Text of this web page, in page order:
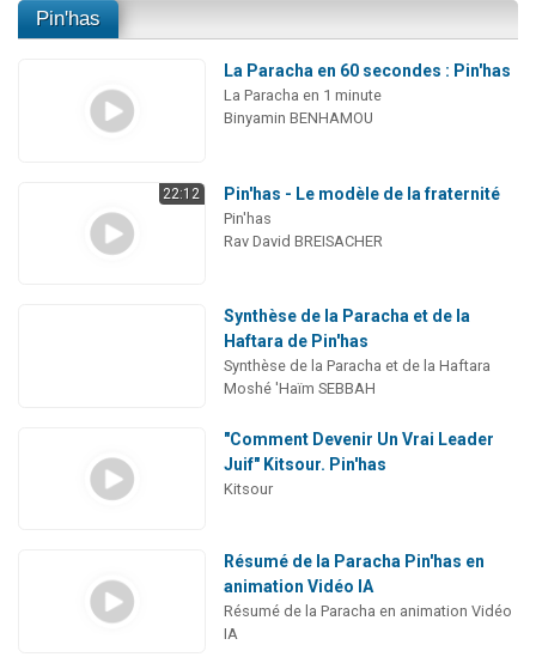
Pin'has
La Paracha en 60 secondes : Pin'has
La Paracha en 1 minute
Binyamin BENHAMOU
22:12 Pin'has - Le modèle de la fraternité
Pin'has
Rav David BREISACHER
Synthèse de la Paracha et de la
Haftara de Pin'has
Synthèse de la Paracha et de la Haftara
Moshé 'Haïm SEBBAH
"Comment Devenir Un Vrai Leader
Juif" Kitsour. Pin'has
Kitsour
Résumé de la Paracha Pin'has en
animation Vidéo IA
Résumé de la Paracha en animation Vidéo
IA